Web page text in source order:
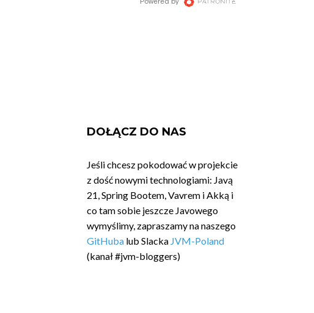
DOŁĄCZ DO NAS
Jeśli chcesz pokodować w projekcie
z dość nowymi technologiami: Javą
21, Spring Bootem, Vavrem i Akką i
co tam sobie jeszcze Javowego
wymyślimy, zapraszamy na naszego
GitHuba lub Slacka JVM-Poland
(kanał #jvm-bloggers)